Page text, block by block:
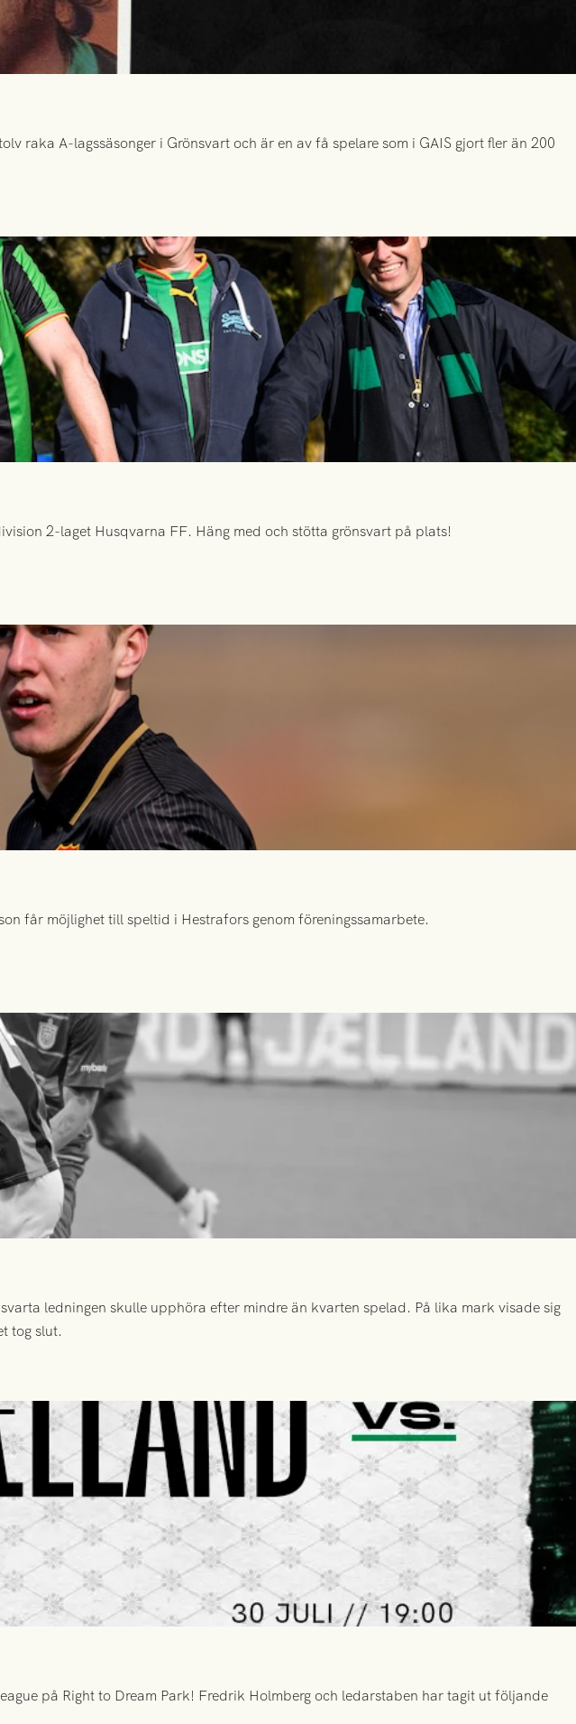
raka A-lagssäsonger i Grönsvart och är en av få spelare som i GAIS gjort fler än 200
2-laget Husqvarna FF. Häng med och stötta grönsvart på plats!
får möjlighet till speltid i Hestrafors genom föreningssamarbete.
ledningen skulle upphöra efter mindre än kvarten spelad. På lika mark visade sig
tog slut.
på Right to Dream Park! Fredrik Holmberg och ledarstaben har tagit ut följande